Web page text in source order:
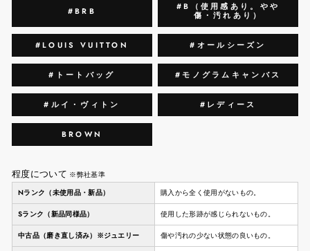
#BRB
#B（使用感あり。やや
傷・汚れあり）
#LOUIS VUITTON #オールシーズン
#トートバッグ #モノグラムキャンバス
#ルイ・ヴィトン #レディース
BROWN
程度について ※弊社基準
Nランク（未使用品・新品）
購入から全く使用がないもの。
Sランク（新品同様品） 使用した形跡が感じられないもの。
中古品（磨き直し済み）※ジュエリー 傷や汚れの少ない状態の良いもの。